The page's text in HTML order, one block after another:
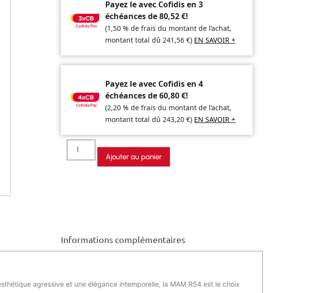
Payez le avec Cofidis en 3
échéances de80,52€!
(1,50 % de frais du montant de l’achat,
montant total dû241,56€) EN SAVOIR +
Payez le avec Cofidis en 4
échéances de60,80€!
(2,20 % de frais du montant de l’achat,
montant total dû243,20€) EN SAVOIR +
Ajouter au panier
Informations complémentaires
agressive et une élégance intemporelle, la MAM RS4 est le choix